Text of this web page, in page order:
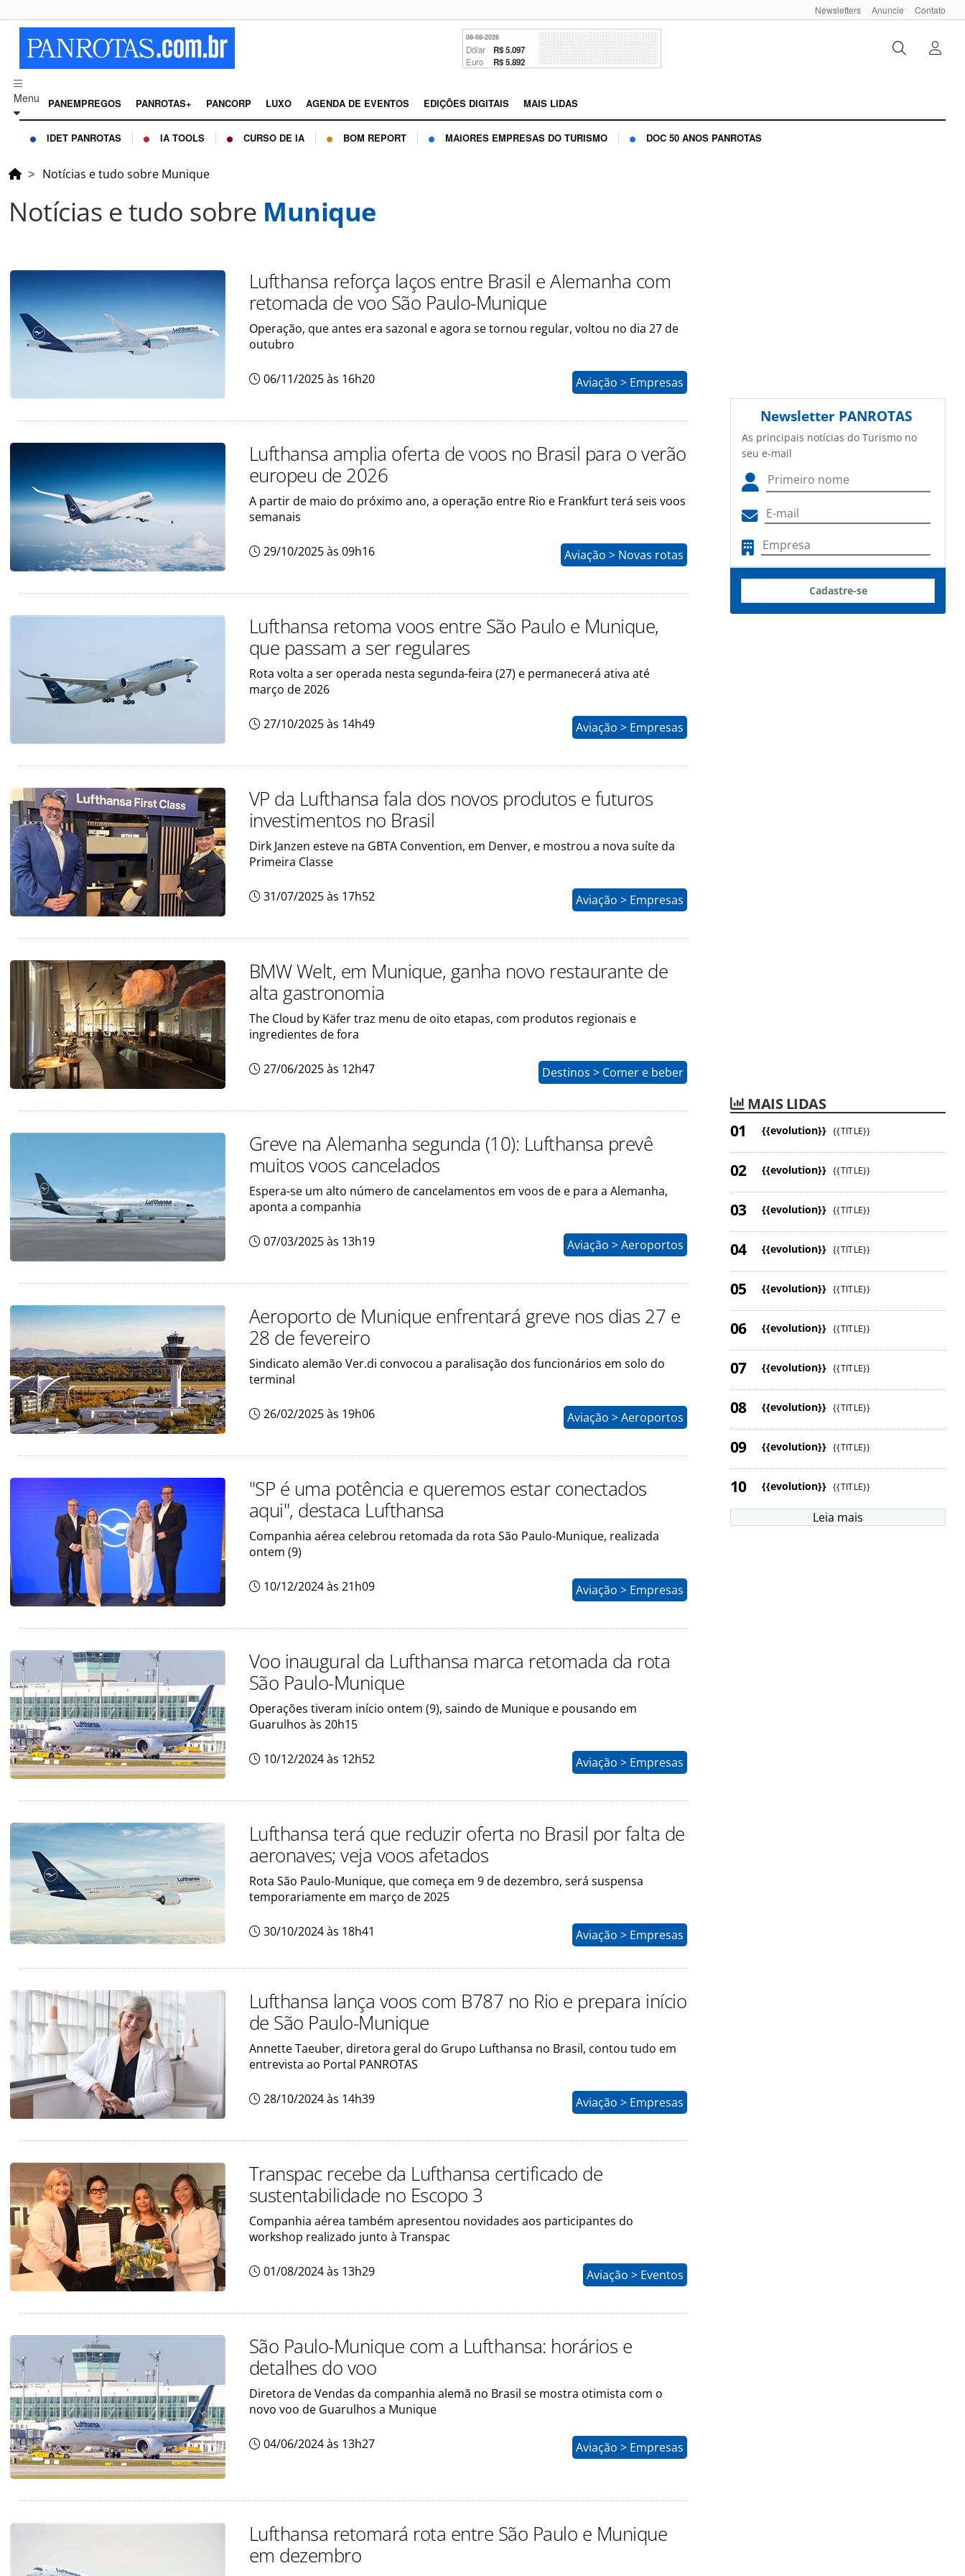
Newsletters Anuncie Contato
08-08-2026
Dólar R$ 5.097
Euro R$ 5.892
Menu PANEMPREGOS PANROTAS+ PANCORP LUXO AGENDA DE EVENTOS EDIÇÕES DIGITAIS MAIS LIDAS
IDET PANROTAS IA TOOLS CURSO DE IA BOM REPORT MAIORES EMPRESAS DO TURISMO DOC 50 ANOS PANROTAS
Notícias e tudo sobre Munique
Notícias e tudo sobre Munique
Lufthansa reforça laços entre Brasil e Alemanha com
retomada de voo São Paulo-Munique
Operação, que antes era sazonal e agora se tornou regular, voltou no dia 27 de
outubro
06/11/2025 às 16h20 Aviação > Empresas
Lufthansa amplia oferta de voos no Brasil para o verão
europeu de 2026
A partir de maio do próximo ano, a operação entre Rio e Frankfurt terá seis voos
semanais
29/10/2025 às 09h16 Aviação > Novas rotas
Lufthansa retoma voos entre São Paulo e Munique,
que passam a ser regulares
Rota volta a ser operada nesta segunda-feira (27) e permanecerá ativa até
março de 2026
27/10/2025 às 14h49 Aviação > Empresas
VP da Lufthansa fala dos novos produtos e futuros
investimentos no Brasil
Dirk Janzen esteve na GBTA Convention, em Denver, e mostrou a nova suíte da
Primeira Classe
31/07/2025 às 17h52 Aviação > Empresas
BMW Welt, em Munique, ganha novo restaurante de
alta gastronomia
The Cloud by Käfer traz menu de oito etapas, com produtos regionais e
ingredientes de fora
27/06/2025 às 12h47 Destinos > Comer e beber
Greve na Alemanha segunda (10): Lufthansa prevê
muitos voos cancelados
Espera-se um alto número de cancelamentos em voos de e para a Alemanha,
aponta a companhia
07/03/2025 às 13h19 Aviação > Aeroportos
Aeroporto de Munique enfrentará greve nos dias 27 e
28 de fevereiro
Sindicato alemão Ver.di convocou a paralisação dos funcionários em solo do
terminal
26/02/2025 às 19h06 Aviação > Aeroportos
"SP é uma potência e queremos estar conectados
aqui", destaca Lufthansa
Companhia aérea celebrou retomada da rota São Paulo-Munique, realizada
ontem (9)
10/12/2024 às 21h09 Aviação > Empresas
Voo inaugural da Lufthansa marca retomada da rota
São Paulo-Munique
Operações tiveram início ontem (9), saindo de Munique e pousando em
Guarulhos às 20h15
10/12/2024 às 12h52 Aviação > Empresas
Lufthansa terá que reduzir oferta no Brasil por falta de
aeronaves; veja voos afetados
Rota São Paulo-Munique, que começa em 9 de dezembro, será suspensa
temporariamente em março de 2025
30/10/2024 às 18h41 Aviação > Empresas
Lufthansa lança voos com B787 no Rio e prepara início
de São Paulo-Munique
Annette Taeuber, diretora geral do Grupo Lufthansa no Brasil, contou tudo em
entrevista ao Portal PANROTAS
28/10/2024 às 14h39 Aviação > Empresas
Transpac recebe da Lufthansa certificado de
sustentabilidade no Escopo 3
Companhia aérea também apresentou novidades aos participantes do
workshop realizado junto à Transpac
01/08/2024 às 13h29 Aviação > Eventos
São Paulo-Munique com a Lufthansa: horários e
detalhes do voo
Diretora de Vendas da companhia alemã no Brasil se mostra otimista com o
novo voo de Guarulhos a Munique
04/06/2024 às 13h27 Aviação > Empresas
Lufthansa retomará rota entre São Paulo e Munique
em dezembro
Newsletter PANROTAS
As principais notícias do Turismo no
seu e-mail
Cadastre-se
MAIS LIDAS
{{evolution}} {{TITLE}}
{{evolution}} {{TITLE}}
{{evolution}} {{TITLE}}
{{evolution}} {{TITLE}}
{{evolution}} {{TITLE}}
{{evolution}} {{TITLE}}
{{evolution}} {{TITLE}}
{{evolution}} {{TITLE}}
{{evolution}} {{TITLE}}
{{evolution}} {{TITLE}}
Leia mais